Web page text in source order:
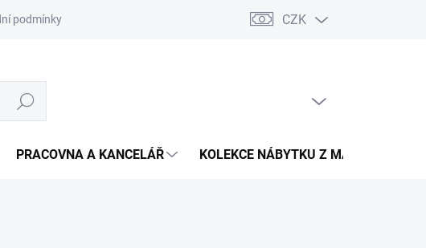
podmínky Podmínky ochrany osobních údajů Pojištění zásilky
CZK
Hledat
PRACOVNA A KANCELÁŘ KOLEKCE NÁBYTKU Z MASIVU